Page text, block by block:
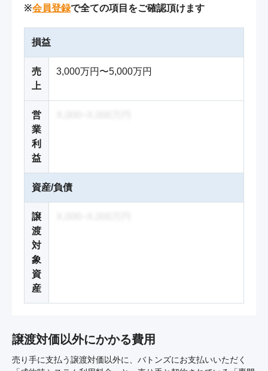
※会員登録で全ての項目をご確認頂けます
損益
売
上
3,000万円〜5,000万円
営
業
利
益
資産/負債
譲
渡
対
象
資
産
譲渡対価以外にかかる費用
売り手に支払う譲渡対価以外に、バトンズにお支払いいただく